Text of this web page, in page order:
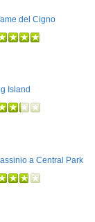
del Cigno
Island
a Central Park